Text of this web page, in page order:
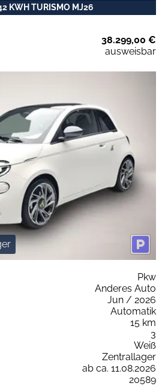
KWH TURISMO MJ26
38.299,00 €
ausweisbar
Pkw
Anderes Auto
Jun / 2026
Automatik
15 km
3
Weiß
Zentrallager
ab ca. 11.08.2026
20589